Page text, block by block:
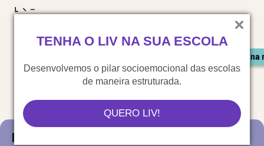
TENHA O LIV NA SUA ESCOLA
Desenvolvemos o pilar socioemocional das escolas
de maneira estruturada.
QUERO LIV!
Saiu
Blog